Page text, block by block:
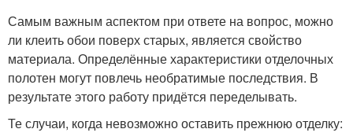
Самым важным аспектом при ответе на вопрос, можно
ли клеить обои поверх старых, является свойство
материала. Определённые характеристики отделочных
полотен могут повлечь необратимые последствия. В
результате этого работу придётся переделывать.
Те случаи, когда невозможно оставить прежнюю отделку: